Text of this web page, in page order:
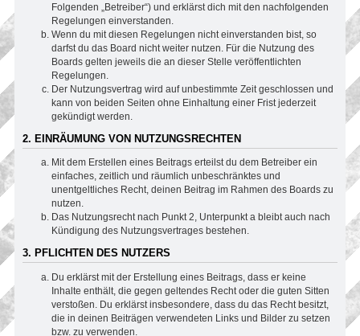
Folgenden „Betreiber“) und erklärst dich mit den nachfolgenden
Regelungen einverstanden.
Wenn du mit diesen Regelungen nicht einverstanden bist, so
darfst du das Board nicht weiter nutzen. Für die Nutzung des
Boards gelten jeweils die an dieser Stelle veröffentlichten
Regelungen.
Der Nutzungsvertrag wird auf unbestimmte Zeit geschlossen und
kann von beiden Seiten ohne Einhaltung einer Frist jederzeit
gekündigt werden.
2. EINRÄUMUNG VON NUTZUNGSRECHTEN
Mit dem Erstellen eines Beitrags erteilst du dem Betreiber ein
einfaches, zeitlich und räumlich unbeschränktes und
unentgeltliches Recht, deinen Beitrag im Rahmen des Boards zu
nutzen.
Das Nutzungsrecht nach Punkt 2, Unterpunkt a bleibt auch nach
Kündigung des Nutzungsvertrages bestehen.
3. PFLICHTEN DES NUTZERS
Du erklärst mit der Erstellung eines Beitrags, dass er keine
Inhalte enthält, die gegen geltendes Recht oder die guten Sitten
verstoßen. Du erklärst insbesondere, dass du das Recht besitzt,
die in deinen Beiträgen verwendeten Links und Bilder zu setzen
bzw. zu verwenden.